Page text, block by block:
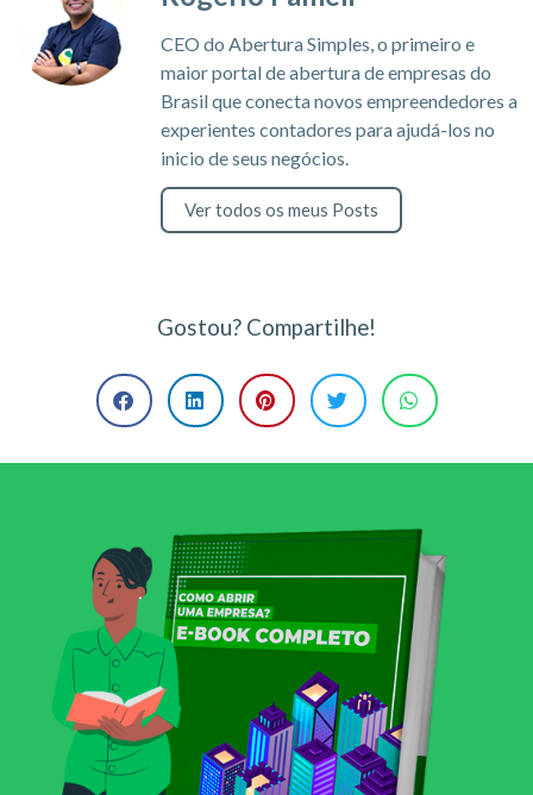
CEO do Abertura Simples, o primeiro e
maior portal de abertura de empresas do
Brasil que conecta novos empreendedores a
experientes contadores para ajudá-los no
inicio de seus negócios.
Ver todos os meus Posts
Gostou? Compartilhe!